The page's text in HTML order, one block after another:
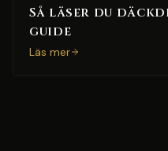
Så läser du
guide
Läs mer